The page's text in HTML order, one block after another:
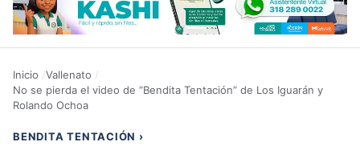
Inicio
Vallenato
No se pierda el video de “Bendita Tentación” de Los Iguarán y
Rolando Ochoa
BENDITA TENTACIÓN ›